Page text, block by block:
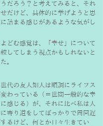
だろう？と考えてみると、それ
だけど、具体的に挙げようと思
に詰まる感じがあるような気がし
どむ感覚は、「幸せ」について
較してしまう視点かもしれないと
。
代の友人知人は順調にライフス
わっている（＝世間一般的な幸
感じる）が、それに比べ私は人
寄り道をしてばっかりで周回遅
るけど、何とか日々生きてい